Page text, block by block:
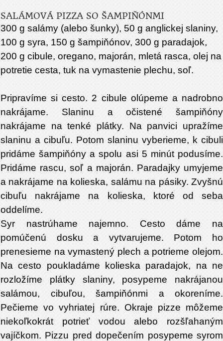
SALÁMOVÁ PIZZA SO ŠAMPIŇÓNMI
300 g salámy (alebo šunky), 50 g anglickej slaniny,
100 g syra, 150 g šampiňónov, 300 g paradajok,
200 g cibule, oregano, majorán, mletá rasca, olej na
potretie cesta, tuk na vymastenie plechu, soľ.
Pripravíme si cesto. 2 cibule olúpeme a nadrobno
nakrájame. Slaninu a očistené šampiňóny
nakrájame na tenké plátky. Na panvici upražíme
slaninu a cibuľu. Potom slaninu vyberieme, k cibuli
pridáme šampiňóny a spolu asi 5 minút podusíme.
Pridáme rascu, soľ a majorán. Paradajky umyjeme
a nakrájame na kolieska, salámu na pásiky. Zvyšnú
cibuľu nakrájame na kolieska, ktoré od seba
oddelíme.
Syr nastrúhame najemno. Cesto dáme na
pomúčenú dosku a vytvarujeme. Potom ho
prenesieme na vymastený plech a potrieme olejom.
Na cesto poukladáme kolieska paradajok, na ne
rozložíme plátky slaniny, posypeme nakrájanou
salámou, cibuľou, šampiňónmi a okoreníme.
Pečieme vo vyhriatej rúre. Okraje pizze môžeme
niekoľkokrát potrieť vodou alebo rozšľahaným
vajíčkom. Pizzu pred dopečením posypeme syrom